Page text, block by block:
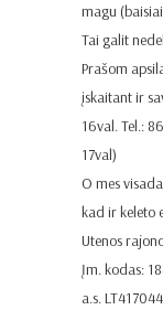
magu
Tai galit
Prašom
įskaitant ir
16val. Tel.:
17val)
O mes
kad ir keleto
Utenos
Įm. kodas:
a.s.